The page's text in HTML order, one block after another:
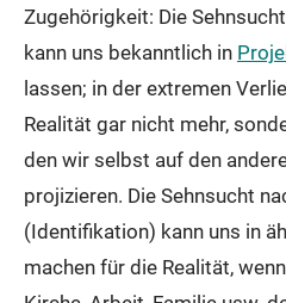
Zugehörigkeit: Die
kann uns bekanntlich in
lassen; in der extremen
Realität gar nicht mehr,
den wir selbst auf den
projizieren. Die Sehnsucht
(Identifikation) kann uns in
machen für die Realität,